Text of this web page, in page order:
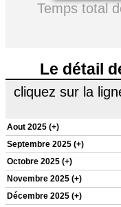
Temps total
Le détail
cliquez sur la
Aout 2025 (+)
Septembre 2025 (+)
Octobre 2025 (+)
Novembre 2025 (+)
Décembre 2025 (+)